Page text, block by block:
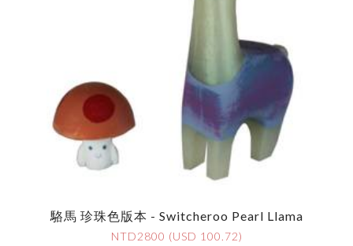
駱馬 珍珠色版本 - Switcheroo Pearl Llama
NTD2800 (USD 100.72)